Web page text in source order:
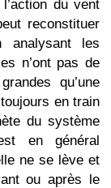
du vent
reconstituer
analysant les
n’ont pas de
qu’une
en train
du système
en général
ne se lève et
ou après le